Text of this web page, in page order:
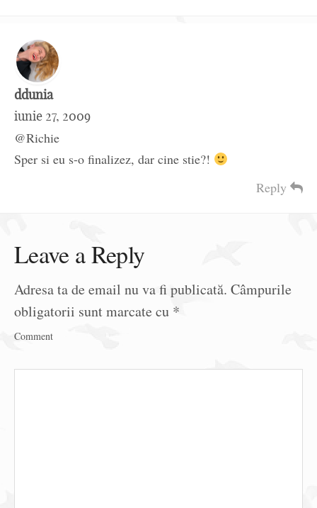
ddunia
iunie 27, 2009
@Richie
Sper si eu s-o finalizez, dar cine stie?!
Reply
Leave a Reply
Adresa ta de email nu va fi publicată. Câmpurile
obligatorii sunt marcate cu *
Comment